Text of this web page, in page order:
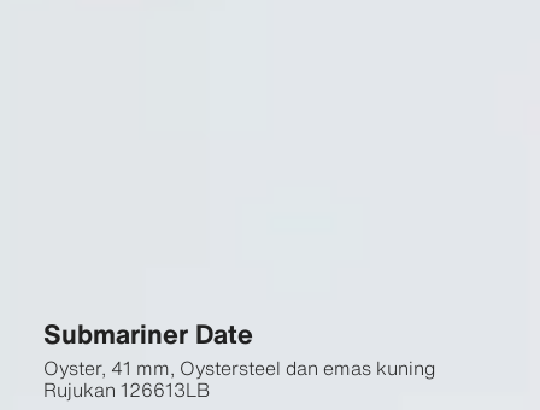
Submariner Date
Oyster, 41 mm, Oystersteel dan emas kuning
Rujukan 126613LB